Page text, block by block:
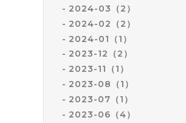
2024-03（2）
2024-02（2）
2024-01（1）
2023-12（2）
2023-11（1）
2023-08（1）
2023-07（1）
2023-06（4）